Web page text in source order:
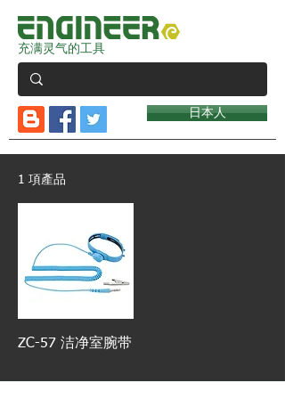
充满灵气的工具
日本人
1 項產品
ZC-57 洁净室腕带